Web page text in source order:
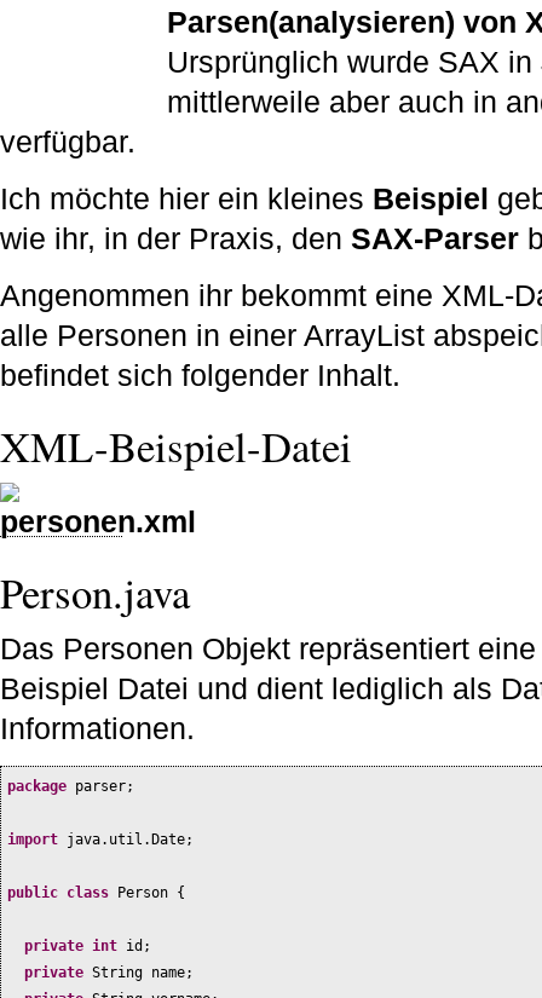
Parsen(analysieren) von
Ursprünglich wurde SAX
mittlerweile aber auch in
verfügbar.
Ich möchte hier ein kleines Beispiel
wie ihr, in der Praxis, den SAX-Parser
Angenommen ihr bekommt eine XML-
alle Personen in einer ArrayList
befindet sich folgender Inhalt.
XML-Beispiel-Datei
Person.java
Das Personen Objekt repräsentiert
Beispiel Datei und dient lediglich als
Informationen.
package parser;
import java.util.Date;
public class Person {
private int id;
private String name;